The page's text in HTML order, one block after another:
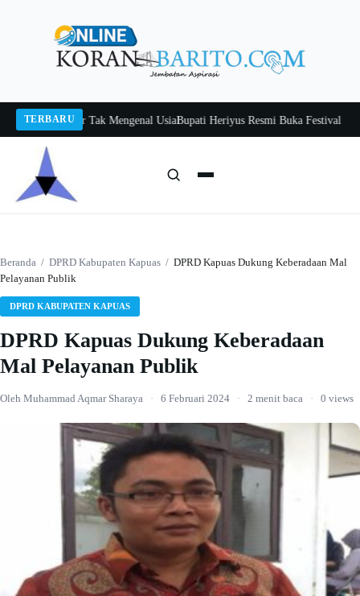
TERBARU
Belajar Tak Mengenal UsiaBupati Heriyus Resmi Buka Festival Budaya
Beranda / DPRD Kabupaten Kapuas / DPRD Kapuas Dukung Keberadaan Mal
Pelayanan Publik
DPRD KABUPATEN KAPUAS
DPRD Kapuas Dukung Keberadaan
Mal Pelayanan Publik
Oleh Muhammad Aqmar Sharaya · 6 Februari 2024 · 2 menit baca · 0 views